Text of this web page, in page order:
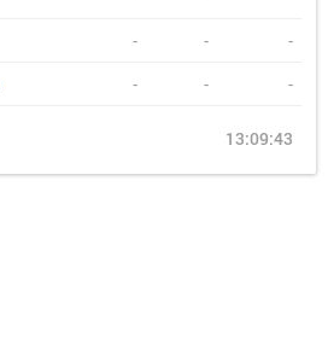
- - -
- - -
13:09:43